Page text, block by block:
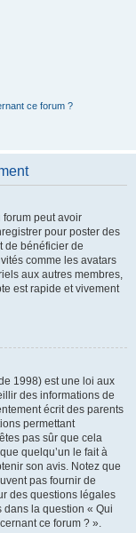
ce forum ?
forum peut avoir
pour poster des
de bénéficier de
comme les avatars
aux autres membres,
est rapide et vivement
1998) est une loi aux
des informations de
écrit des parents
permettant
pas sûr que cela
quelqu’un le fait à
son avis. Notez que
pas fournir de
des questions légales
dans la question « Qui
ce forum ? ».